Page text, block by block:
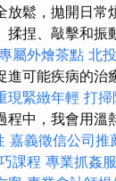
放鬆，拋開日常
揉捏、敲擊和振
屬外燴茶點 北
進可能疾病的治
現緊緻年輕 打掃
中，我會用溫
嘉義徵信公司推
課程 專業抓姦